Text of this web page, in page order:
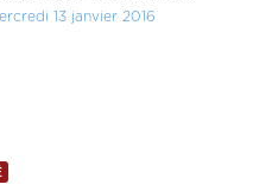
13 janvier 2016